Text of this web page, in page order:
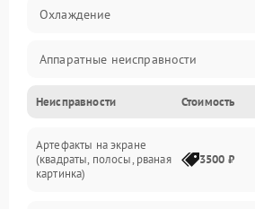
Охлаждение
Аппаратные неисправности
Перегрев и термопроблемы
Видео
Неисправности Стоимость
Артефакты на экране
(квадраты, полосы, рваная
картинка)
3500 ₽